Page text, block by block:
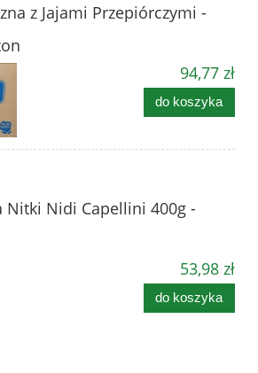
z Jajami Przepiórczymi -
94,77 zł
do koszyka
Nitki Nidi Capellini 400g -
53,98 zł
do koszyka